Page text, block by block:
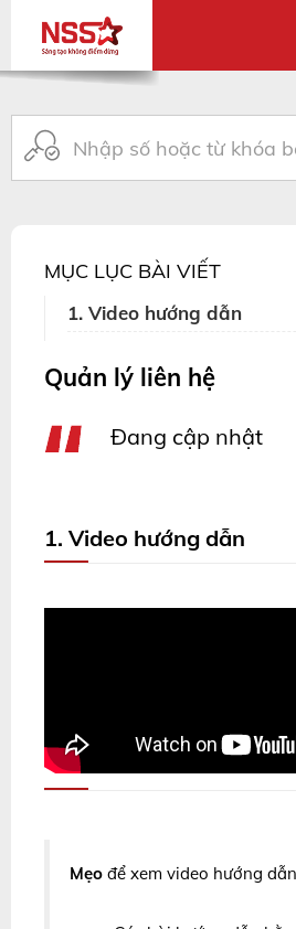
Quản lý liên hệ
Đang cập nhật
1. Video hướng dẫn
Mẹo để xem video hướng
MỤC LỤC BÀI VIẾT
1. Video hướng dẫn